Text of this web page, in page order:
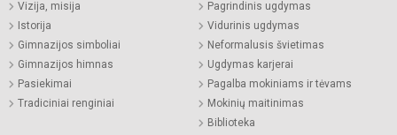
Vizija, misija
Istorija
Gimnazijos simboliai
Gimnazijos himnas
Pasiekimai
Tradiciniai renginiai
Pagrindinis ugdymas
Vidurinis ugdymas
Neformalusis švietimas
Ugdymas karjerai
Pagalba mokiniams ir tėvams
Mokinių maitinimas
Biblioteka